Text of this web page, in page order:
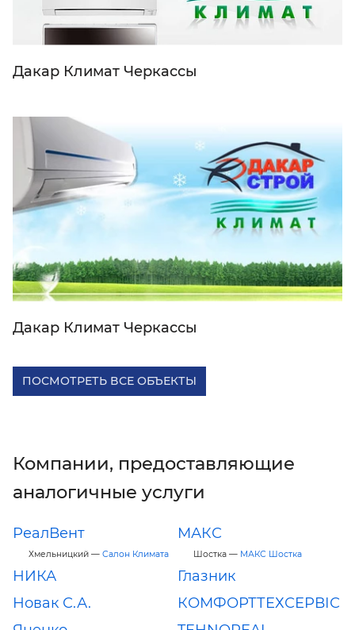
Дакар Климат Черкассы
Дакар Климат Черкассы
ПОСМОТРЕТЬ ВСЕ ОБЪЕКТЫ
Компании, предоставляющие
аналогичные услуги
РеалВент
Хмельницкий — Салон Климата
МАКС
Шостка — МАКС Шостка
НИКА
Глазник
Новак С.А.
КОМФОРТТЕХСЕРВІС